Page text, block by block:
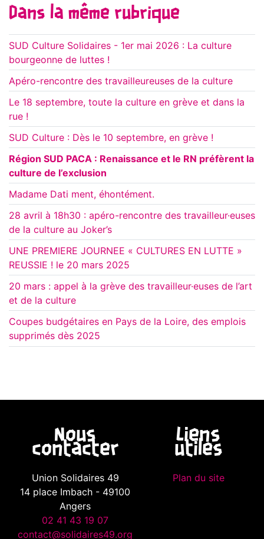
Dans la même rubrique
SUD Culture Solidaires - 1er mai 2026 : La culture
bourgeonne de luttes !
Apéro-rencontre des travailleureuses de la culture
Le 18 septembre, toute la culture en grève et dans la
rue !
SUD Culture : Dès le 10 septembre, en grève !
Région SUD PACA : Renaissance et le RN préfèrent la
culture de l’exclusion
Madame Dati ment, éhontément.
28 avril à 18h30 : apéro-rencontre des travailleur·euses
de la culture au Joker’s
UNE PREMIERE JOURNEE « CULTURES EN LUTTE »
REUSSIE ! le 20 mars 2025
20 mars : appel à la grève des travailleur·euses de l’art
et de la culture
Coupes budgétaires en Pays de la Loire, des emplois
supprimés dès 2025
Nous
contacter
Union Solidaires 49
14 place Imbach - 49100
Angers
02 41 43 19 07
contact@solidaires49.org
Liens
utiles
Plan du site